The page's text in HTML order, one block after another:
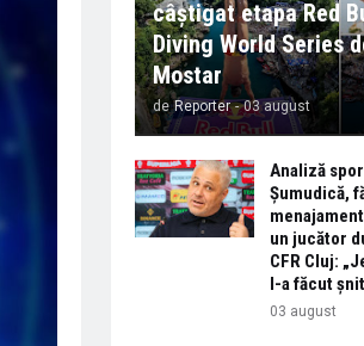
câștigat etapa Red
Diving World Series
Mostar
de Reporter - 03 august
Analiză
Șumudică,
un jucător
CFR Cluj:
l-a făcut
03 august